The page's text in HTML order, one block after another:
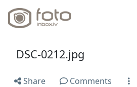
DSC-0212.jpg
Share Comments